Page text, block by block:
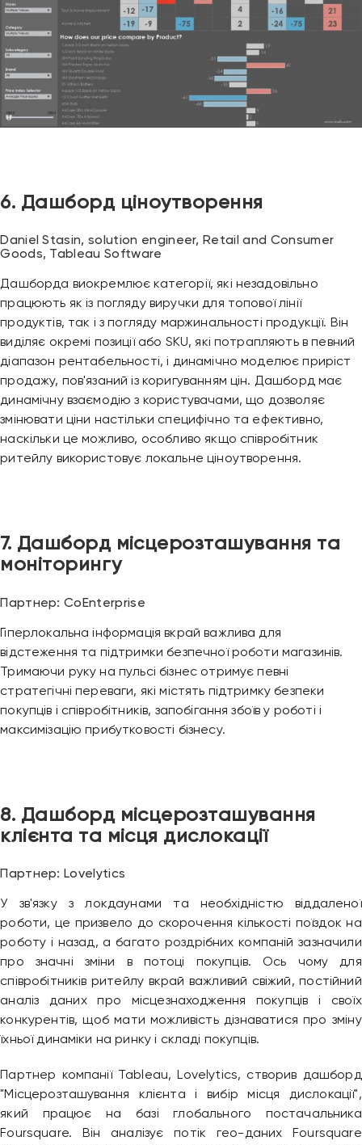
6. Дашборд ціноутворення
Daniel Stasin, solution engineer, Retail and Consumer
Goods, Tableau Software
Дашборда виокремлює категорії, які незадовільно
працюють як із погляду виручки для топової лінії
продуктів, так і з погляду маржинальності продукції. Він
виділяє окремі позиції або SKU, які потрапляють в певний
діапазон рентабельності, і динамічно моделює приріст
продажу, пов'язаний із коригуванням цін. Дашборд має
динамічну взаємодію з користувачами, що дозволяє
змінювати ціни настільки специфічно та ефективно,
наскільки це можливо, особливо якщо співробітник
ритейлу використовує локальне ціноутворення.
7. Дашборд місцерозташування та
моніторингу
Партнер: CoEnterprise
Гіперлокальна інформація вкрай важлива для
відстеження та підтримки безпечної роботи магазинів.
Тримаючи руку на пульсі бізнес отримує певні
стратегічні переваги, які містять підтримку безпеки
покупців і співробітників, запобігання збоїв у роботі і
максимізацію прибутковості бізнесу.
8. Дашборд місцерозташування
клієнта та місця дислокації
Партнер: Lovelytics
У зв'язку з локдаунами та необхідністю віддаленої
роботи, це призвело до скорочення кількості поїздок на
роботу і назад, а багато роздрібних компаній зазначили
про значні зміни в потоці покупців. Ось чому для
співробітників ритейлу вкрай важливий свіжий, постійний
аналіз даних про місцезнаходження покупців і своїх
конкурентів, щоб мати можливість дізнаватися про зміну
їхньої динаміки на ринку і складі покупців.
Партнер компанії Tableau, Lovelytics, створив дашборд
"Місцерозташування клієнта і вибір місця дислокації",
який працює на базі глобального постачальника
Foursquare. Він аналізує потік гео-даних Foursquare
Надіслати повідомлення